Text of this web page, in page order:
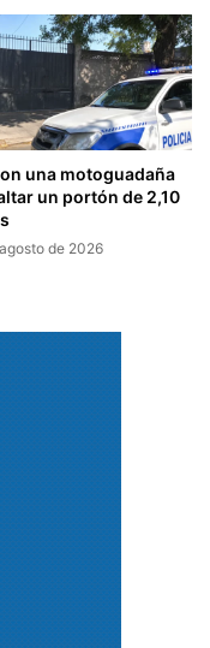
una motoguadaña
un portón de 2,10
de 2026